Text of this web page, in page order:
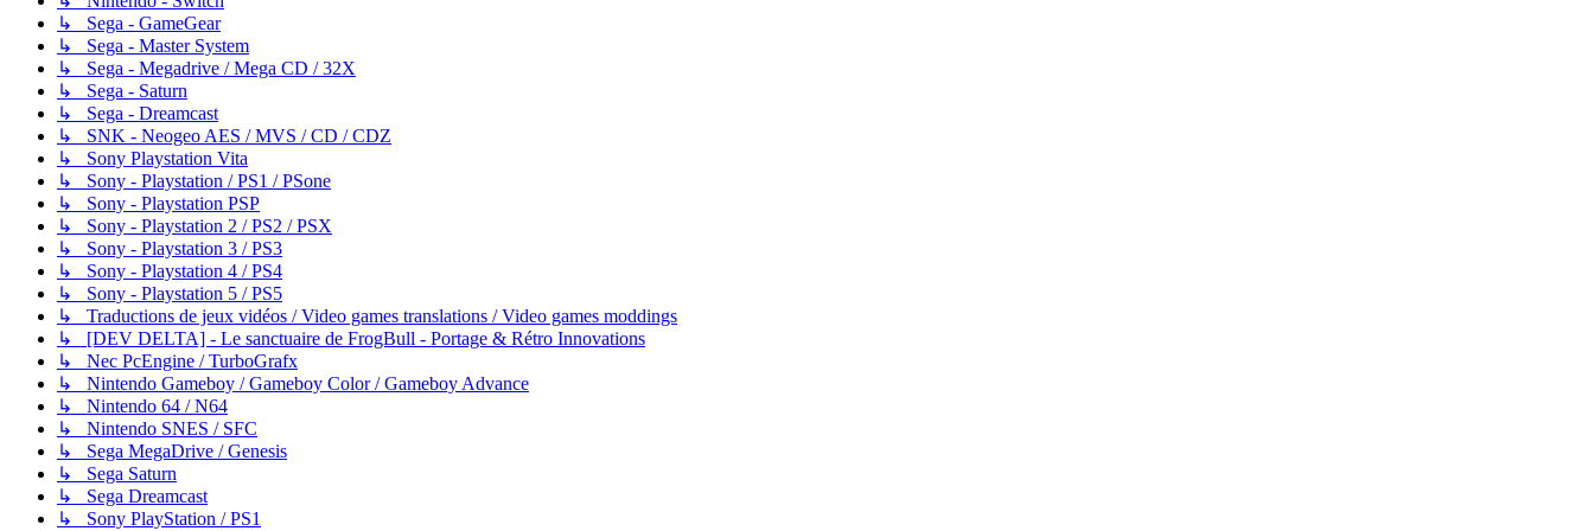
↳ Sega - GameGear
↳ Sega - Master System
↳ Sega - Megadrive / Mega CD / 32X
↳ Sega - Saturn
↳ Sega - Dreamcast
↳ SNK - Neogeo AES / MVS / CD / CDZ
↳ Sony Playstation Vita
↳ Sony - Playstation / PS1 / PSone
↳ Sony - Playstation PSP
↳ Sony - Playstation 2 / PS2 / PSX
↳ Sony - Playstation 3 / PS3
↳ Sony - Playstation 4 / PS4
↳ Sony - Playstation 5 / PS5
↳ Traductions de jeux vidéos / Video games translations / Video games moddings
↳ [DEV DELTA] - Le sanctuaire de FrogBull - Portage & Rétro Innovations
↳ Nec PcEngine / TurboGrafx
↳ Nintendo Gameboy / Gameboy Color / Gameboy Advance
↳ Nintendo 64 / N64
↳ Nintendo SNES / SFC
↳ Sega MegaDrive / Genesis
↳ Sega Saturn
↳ Sega Dreamcast
↳ Sony PlayStation / PS1